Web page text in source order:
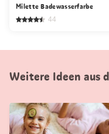
Milette Badewasserfarbe
44
Weitere Ideen aus